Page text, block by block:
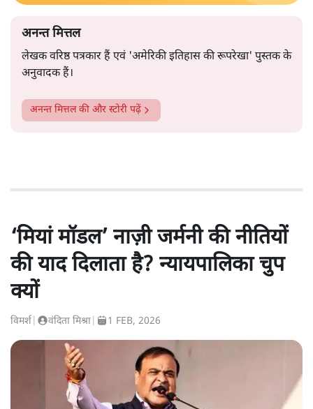
अनन्त मित्तल
लेखक वरिष्ठ पत्रकार हैं एवं 'अमेरिकी इतिहास की रूपरेखा' पुस्तक के
अनुवादक हैं।
अनन्त मित्तलकी और स्टोरी पढ़ें
‘मियां मॉडल’ नाज़ी जर्मनी की नीतियों
की याद दिलाता है? न्यायपालिका चुप
क्यों
विमर्श वंदिता मिश्रा 1 FEB, 2026